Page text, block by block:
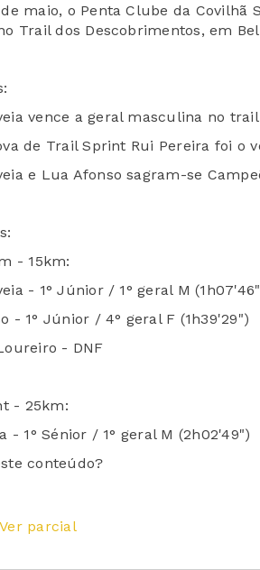
maio, o Penta Clube da Covilhã
Trail dos Descobrimentos, em
vence a geral masculina no
de Trail Sprint Rui Pereira foi o
e Lua Afonso sagram-se
- 15km:
- 1° Júnior / 1° geral M
- 1° Júnior / 4° geral F (1h39'29")
- DNF
- 25km:
- 1° Sénior / 1° geral M (2h02'49")
conteúdo?
Ver parcial